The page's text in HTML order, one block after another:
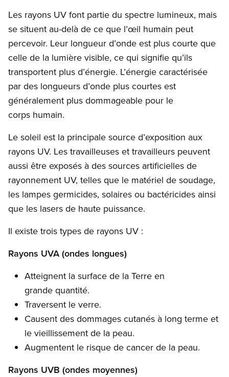
Les rayons UV font partie du spectre lumineux, mais
se situent au-delà de ce que l’œil humain peut
percevoir. Leur longueur d’onde est plus courte que
celle de la lumière visible, ce qui signifie qu’ils
transportent plus d’énergie. L’énergie caractérisée
par des longueurs d’onde plus courtes est
généralement plus dommageable pour le
corps humain.
Le soleil est la principale source d’exposition aux
rayons UV. Les travailleuses et travailleurs peuvent
aussi être exposés à des sources artificielles de
rayonnement UV, telles que le matériel de soudage,
les lampes germicides, solaires ou bactéricides ainsi
que les lasers de haute puissance.
Il existe trois types de rayons UV :
Rayons UVA (ondes longues)
Atteignent la surface de la Terre en
grande quantité.
Traversent le verre.
Causent des dommages cutanés à long terme et
le vieillissement de la peau.
Augmentent le risque de cancer de la peau.
Rayons UVB (ondes moyennes)